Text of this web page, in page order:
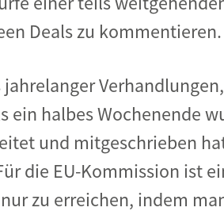
Deals zu kommentieren.
ein halbes Wochenende
und mitgeschrieben
die EU-Kommission ist
zu erreichen, indem